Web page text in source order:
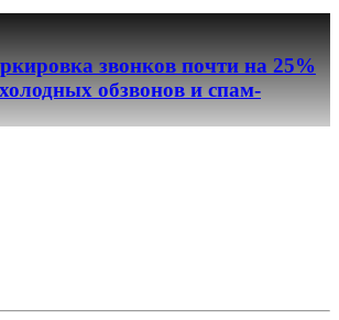
звонков почти на 25%
обзвонов и спам-